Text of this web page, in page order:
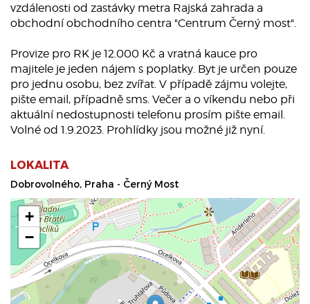
vzdálenosti od zastávky metra Rajská zahrada a
obchodní obchodního centra "Centrum Černý most".
Provize pro RK je 12.000 Kč a vratná kauce pro
majitele je jeden nájem s poplatky. Byt je určen pouze
pro jednu osobu, bez zvířat. V případě zájmu volejte,
pište email, případně sms. Večer a o víkendu nebo při
aktuální nedostupnosti telefonu prosím pište email.
Volné od 1.9.2023. Prohlídky jsou možné již nyní.
LOKALITA
Dobrovolného, Praha - Černý Most
+
−